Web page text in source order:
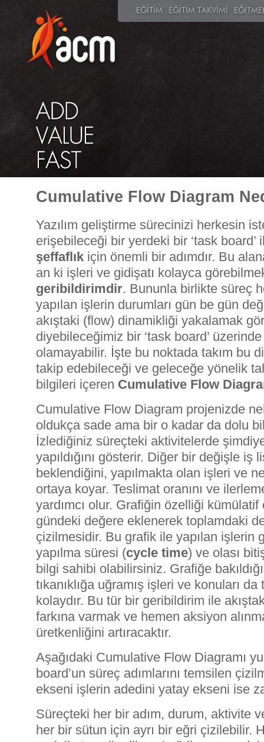
EĞİTİM EĞİTİM TAKVİMİ
Cumulative Flow Diagram
Yazılım geliştirme sürecinizi herkesin
erişebileceği bir yerdeki bir ‘task board’
şeffaflıkiçin önemli bir adımdır. Bu
an ki işleri ve gidişatı kolayca
geribildirimdir. Bununla birlikte süreç
yapılan işlerin durumları gün be gün
akıştaki (flow) dinamikliği yakalamak
diyebileceğimiz bir ‘task board’
olamayabilir. İşte bu noktada takım bu
takip edebileceği ve geleceğe yönelik
bilgileri içeren Cumulative Flow
Cumulative Flow Diagram projenizde
oldukça sade ama bir o kadar da dolu
İzlediğiniz süreçteki aktivitelerde
yapıldığını gösterir. Diğer bir değişle iş
beklendiğini, yapılmakta olan işleri ve
ortaya koyar. Teslimat oranını ve
yardımcı olur. Grafiğin özelliği
gündeki değere eklenerek toplamdaki
çizilmesidir. Bu grafik ile yapılan işlerin
yapılma süresi (cycle time) ve olası
bilgi sahibi olabilirsiniz. Grafiğe
tıkanıklığa uğramış işleri ve konuları
kolaydır. Bu tür bir geribildirim ile
farkına varmak ve hemen aksiyon
üretkenliğini artıracaktır.
Aşağıdaki Cumulative Flow Diagramı
board’un süreç adımlarını temsilen
ekseni işlerin adedini yatay ekseni ise
Süreçteki her bir adım, durum, aktivite
her bir sütun için ayrı bir eğri çizilebilir.